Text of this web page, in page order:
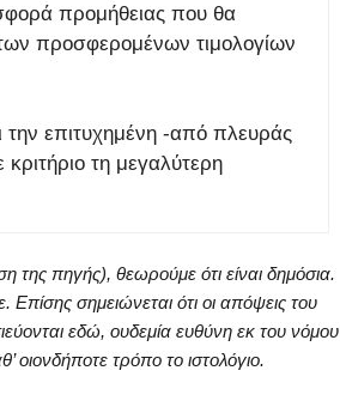
προμήθειας που θα
προσφερομένων τιμολογίων
επιτυχημένη -από πλευράς
τη μεγαλύτερη
πηγής), θεωρούμε ότι είναι δημόσια.
σημειώνεται ότι οι απόψεις του
εδώ, ουδεμία ευθύνη εκ του νόμου
τρόπο το ιστολόγιο.